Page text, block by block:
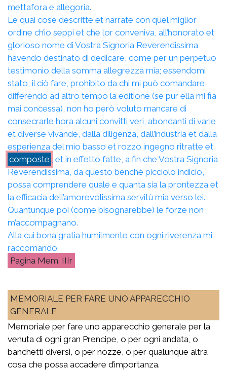
mettafora e allegoria.
Le quai cose descritte et narrate con quel miglior
ordine ch’io seppi et che lor conveniva, all’honorato et
glorioso nome di Vostra Signoria Reverendissima
havendo destinato di dedicare, come per un perpetuo
testimonio della somma allegrezza mia; essendomi
stato, il ciò fare, prohibito da chi mi può comandare,
differendo ad altro tempo la editione (se pur ella mi fia
mai concessa), non ho però voluto mancare di
consecrarle hora alcuni convitti veri, abondanti di varie
et diverse vivande, dalla diligenza, dall’industria et dalla
esperienza del mio basso et rozzo ingegno ritratte et
composte , et in effetto fatte, a fin che Vostra Signoria
Reverendissima, da questo benché picciolo indicio,
possa comprendere quale e quanta sia la prontezza et
la efficacia dell’amorevolissima servitù mia verso lei.
Quantunque poi (come bisognarebbe) le forze non
m’accompagnano.
Alla cui bona gratia humilmente con ogni riverenza mi
raccomando.
Mem. IIIr
MEMORIALE PER FARE UNO APPARECCHIO
GENERALE
Memoriale per fare uno apparecchio generale per la
venuta di ogni gran Prencipe, o per ogni andata, o
banchetti diversi, o per nozze, o per qualunque altra
cosa che possa accadere d’importanza.